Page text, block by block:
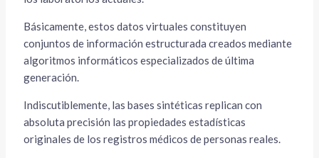
Básicamente, estos datos virtuales constituyen
conjuntos de información estructurada creados mediante
algoritmos informáticos especializados de última
generación.
Indiscutiblemente, las bases sintéticas replican con
absoluta precisión las propiedades estadísticas
originales de los registros médicos de personas reales.